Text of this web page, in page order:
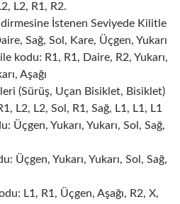
L2, R1, R2.
İstenen Seviyede Kilitle
Sağ, Sol, Kare, Üçgen, Yukarı
kodu: R1, R1, Daire, R2, Yukarı,
Aşağı
(Sürüş, Uçan Bisiklet, Bisiklet)
L2, L2, Sol, R1, Sağ, L1, L1, L1
Üçgen, Yukarı, Yukarı, Sol, Sağ,
Üçgen, Yukarı, Yukarı, Sol, Sağ,
L1, R1, Üçgen, Aşağı, R2, X,